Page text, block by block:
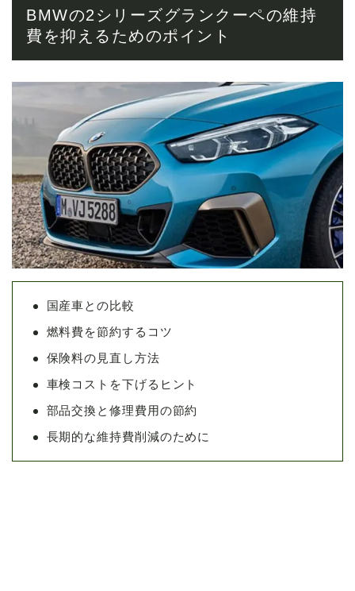
BMWの2シリーズグランクーペの維持
費を抑えるためのポイント
国産車との比較
燃料費を節約するコツ
保険料の見直し方法
車検コストを下げるヒント
部品交換と修理費用の節約
長期的な維持費削減のために